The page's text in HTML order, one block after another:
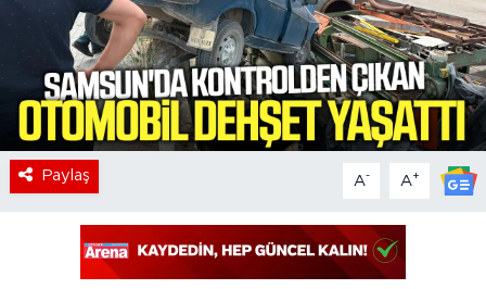
Paylaş A- A+